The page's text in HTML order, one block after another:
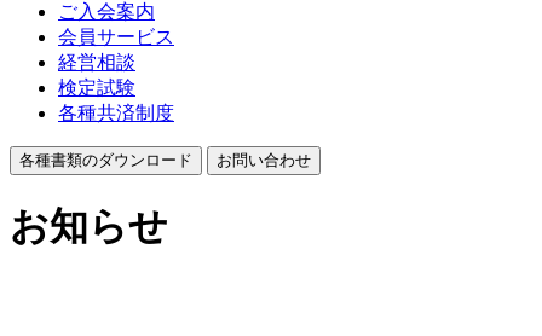
ご入会案内
会員サービス
経営相談
検定試験
各種共済制度
各種書類のダウンロード お問い合わせ
お知らせ